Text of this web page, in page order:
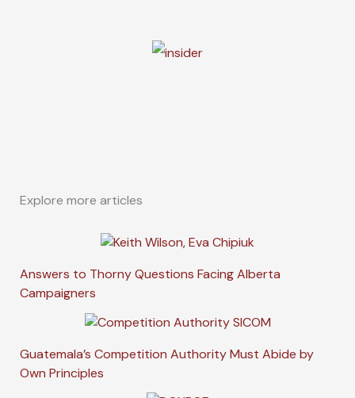
Explore more articles
Answers to Thorny Questions Facing Alberta
Campaigners
Guatemala’s Competition Authority Must Abide by
Own Principles